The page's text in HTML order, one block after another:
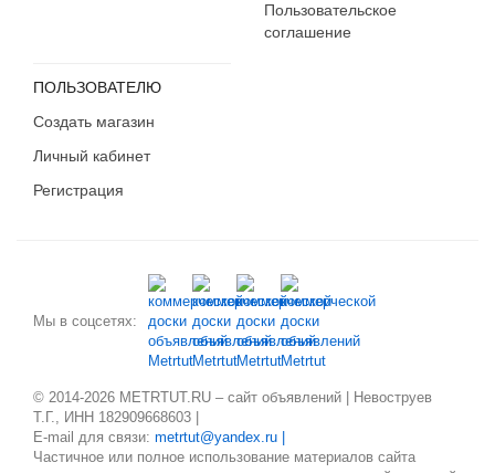
Пользовательское
соглашение
ПОЛЬЗОВАТЕЛЮ
Создать магазин
Личный кабинет
Регистрация
Мы в соцсетях:
© 2014-2026 METRTUT.RU – сайт объявлений | Невоструев
Т.Г., ИНН 182909668603 |
E-mail для связи: metrtut@yandex.ru |
Частичное или полное использование материалов сайта